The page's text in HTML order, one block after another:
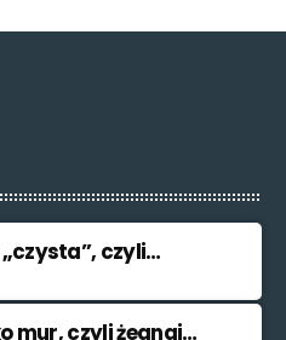
czyli
mur, czyli żegnaj